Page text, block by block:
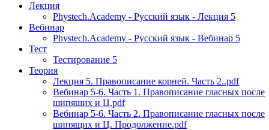
Лекция
Phystech.Academy - Русский язык - Лекция 5
Вебинар
Phystech.Academy - Русский язык - Вебинар 5
Тест
Тестирование 5
Теория
Лекция 5. Правописание корней. Часть 2..pdf
Вебинар 5-6. Часть 1. Правописание гласных после
шипящих и Ц.pdf
Вебинар 5-6. Часть 2. Правописание гласных после
шипящих и Ц. Продолжение.pdf